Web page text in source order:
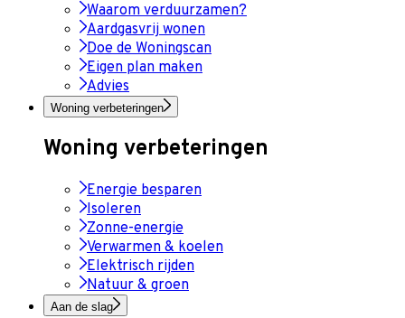
Waarom verduurzamen?
Aardgasvrij wonen
Doe de Woningscan
Eigen plan maken
Advies
Woning verbeteringen
Woning verbeteringen
Energie besparen
Isoleren
Zonne-energie
Verwarmen & koelen
Elektrisch rijden
Natuur & groen
Aan de slag